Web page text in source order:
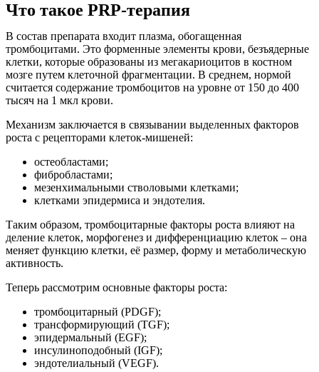
Что такое PRP-терапия
В состав препарата входит плазма, обогащенная
тромбоцитами. Это форменные элементы крови, безъядерные
клетки, которые образованы из мегакариоцитов в костном
мозге путем клеточной фрагментации. В среднем, нормой
считается содержание тромбоцитов на уровне от 150 до 400
тысяч на 1 мкл крови.
Механизм заключается в связывании выделенных факторов
роста с рецепторами клеток-мишеней:
остеобластами;
фибробластами;
мезенхимальными стволовыми клетками;
клетками эпидермиса и эндотелия.
Таким образом, тромбоцитарные факторы роста влияют на
деление клеток, морфогенез и дифференциацию клеток – она
меняет функцию клетки, её размер, форму и метаболическую
активность.
Теперь рассмотрим основные факторы роста:
тромбоцитарный (PDGF);
трансформирующий (TGF);
эпидермальный (EGF);
инсулиноподобный (IGF);
эндотелиальный (VEGF).